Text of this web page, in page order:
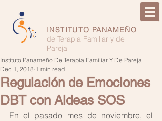
INSTITUTO PANAMEÑO
de Terapia Familiar y de
Pareja
Regulación de Emociones
DBT con Aldeas SOS
Instituto Panameño De Terapia Familiar Y De Pareja
Dec 1, 2018 1 min read
En el pasado mes de noviembre, el